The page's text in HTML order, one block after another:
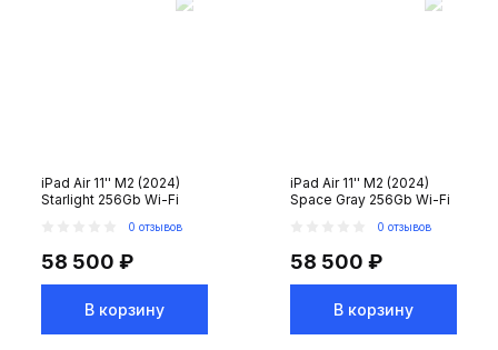
iPad Air 11'' M2 (2024)
Starlight 256Gb Wi-Fi
0 отзывов
58 500 ₽
В корзину
iPad Air 11'' M2 (2024)
Space Gray 256Gb Wi-Fi
0 отзывов
58 500 ₽
В корзину